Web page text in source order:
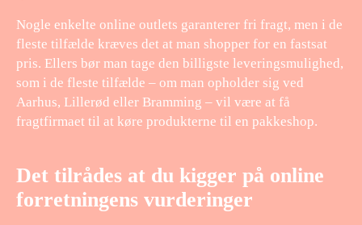
Nogle enkelte online outlets garanterer fri fragt, men i de
fleste tilfælde kræves det at man shopper for en fastsat
pris. Ellers bør man tage den billigste leveringsmulighed,
som i de fleste tilfælde – om man opholder sig ved
Aarhus, Lillerød eller Bramming – vil være at få
fragtfirmaet til at køre produkterne til en pakkeshop.
Det tilrådes at du kigger på online
forretningens vurderinger